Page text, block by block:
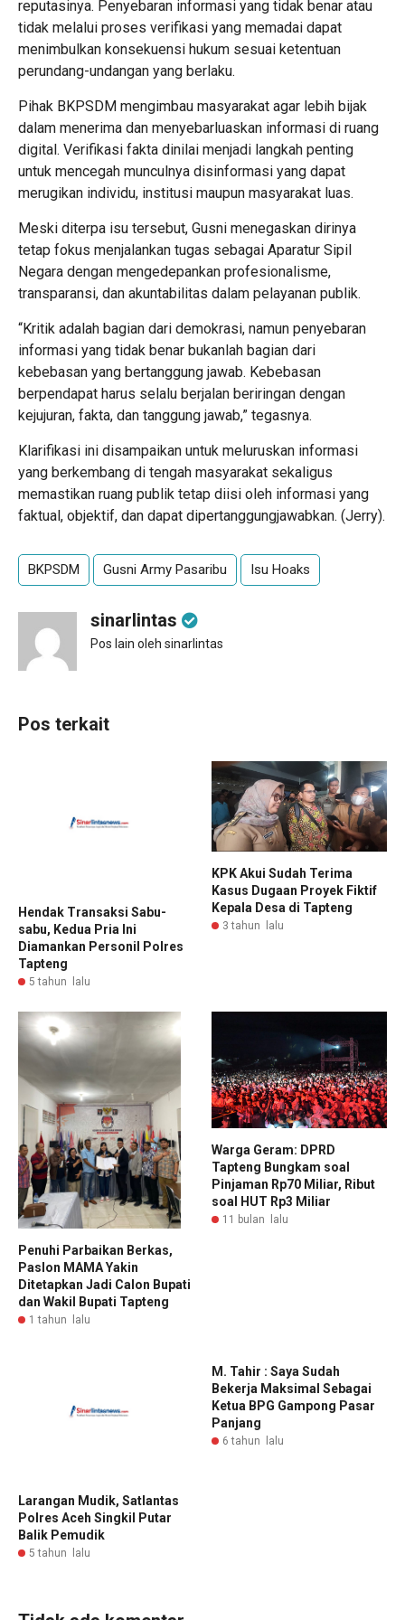
reputasinya. Penyebaran informasi yang tidak benar atau
tidak melalui proses verifikasi yang memadai dapat
menimbulkan konsekuensi hukum sesuai ketentuan
perundang-undangan yang berlaku.
Pihak BKPSDM mengimbau masyarakat agar lebih bijak
dalam menerima dan menyebarluaskan informasi di ruang
digital. Verifikasi fakta dinilai menjadi langkah penting
untuk mencegah munculnya disinformasi yang dapat
merugikan individu, institusi maupun masyarakat luas.
Meski diterpa isu tersebut, Gusni menegaskan dirinya
tetap fokus menjalankan tugas sebagai Aparatur Sipil
Negara dengan mengedepankan profesionalisme,
transparansi, dan akuntabilitas dalam pelayanan publik.
“Kritik adalah bagian dari demokrasi, namun penyebaran
informasi yang tidak benar bukanlah bagian dari
kebebasan yang bertanggung jawab. Kebebasan
berpendapat harus selalu berjalan beriringan dengan
kejujuran, fakta, dan tanggung jawab,” tegasnya.
Klarifikasi ini disampaikan untuk meluruskan informasi
yang berkembang di tengah masyarakat sekaligus
memastikan ruang publik tetap diisi oleh informasi yang
faktual, objektif, dan dapat dipertanggungjawabkan. (Jerry).
BKPSDM Gusni Army Pasaribu Isu Hoaks
sinarlintas
Pos lain oleh sinarlintas
Pos terkait
Hendak Transaksi Sabu-
sabu, Kedua Pria Ini
Diamankan Personil Polres
Tapteng
5 tahun lalu
KPK Akui Sudah Terima
Kasus Dugaan Proyek Fiktif
Kepala Desa di Tapteng
3 tahun lalu
Penuhi Parbaikan Berkas,
Paslon MAMA Yakin
Ditetapkan Jadi Calon Bupati
dan Wakil Bupati Tapteng
1 tahun lalu
Warga Geram: DPRD
Tapteng Bungkam soal
Pinjaman Rp70 Miliar, Ribut
soal HUT Rp3 Miliar
11 bulan lalu
Larangan Mudik, Satlantas
Polres Aceh Singkil Putar
Balik Pemudik
5 tahun lalu
M. Tahir : Saya Sudah
Bekerja Maksimal Sebagai
Ketua BPG Gampong Pasar
Panjang
6 tahun lalu